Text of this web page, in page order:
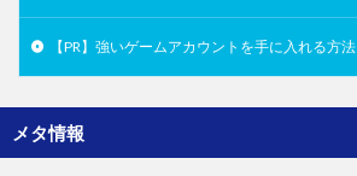
【PR】強いゲームアカウントを手に入れる方法
メタ情報